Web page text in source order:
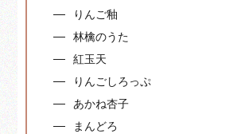
りんご釉
林檎のうた
紅玉天
りんごしろっぷ
あかね杏子
まんどろ